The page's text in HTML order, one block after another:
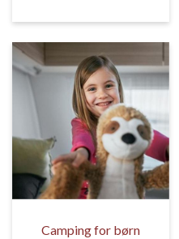
Camping for børn